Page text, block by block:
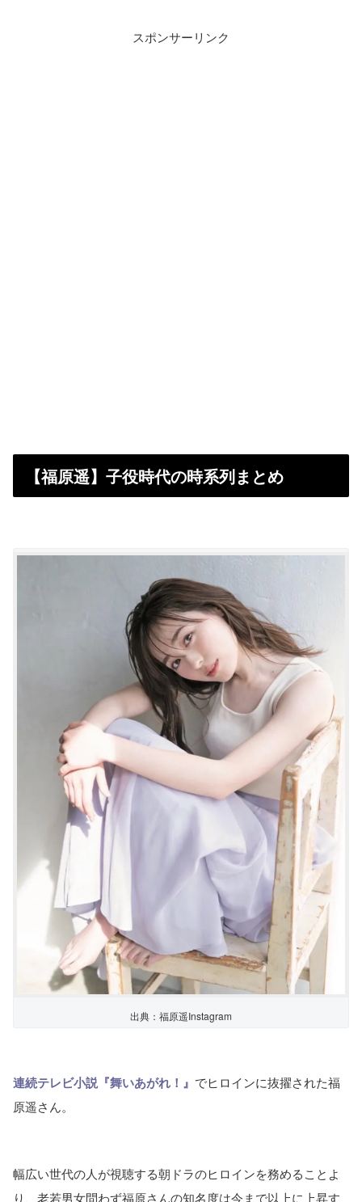
スポンサーリンク
【福原遥】子役時代の時系列まとめ
出典：福原遥Instagram
連続テレビ小説『舞いあがれ！』 でヒロインに抜擢された福
原遥さん。
幅広い世代の人が視聴する朝ドラのヒロインを務めることよ
り、老若男女問わず福原さんの知名度は今まで以上に上昇す